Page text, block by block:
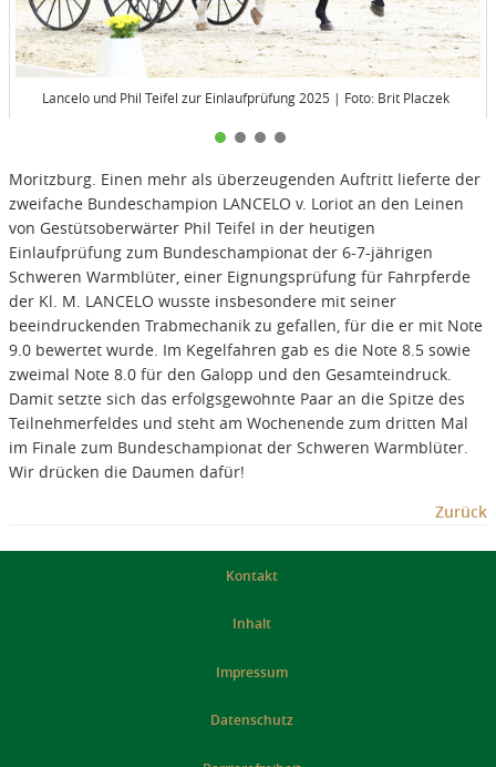
Lancelo und Phil Teifel zur Einlaufprüfung 2025 | Foto: Brit Placzek
Moritzburg. Einen mehr als überzeugenden Auftritt lieferte der
zweifache Bundeschampion LANCELO v. Loriot an den Leinen
von Gestütsoberwärter Phil Teifel in der heutigen
Einlaufprüfung zum Bundeschampionat der 6-7-jährigen
Schweren Warmblüter, einer Eignungsprüfung für Fahrpferde
der Kl. M. LANCELO wusste insbesondere mit seiner
beeindruckenden Trabmechanik zu gefallen, für die er mit Note
9.0 bewertet wurde. Im Kegelfahren gab es die Note 8.5 sowie
zweimal Note 8.0 für den Galopp und den Gesamteindruck.
Damit setzte sich das erfolgsgewohnte Paar an die Spitze des
Teilnehmerfeldes und steht am Wochenende zum dritten Mal
im Finale zum Bundeschampionat der Schweren Warmblüter.
Wir drücken die Daumen dafür!
Zurück
Kontakt
Inhalt
Impressum
Datenschutz